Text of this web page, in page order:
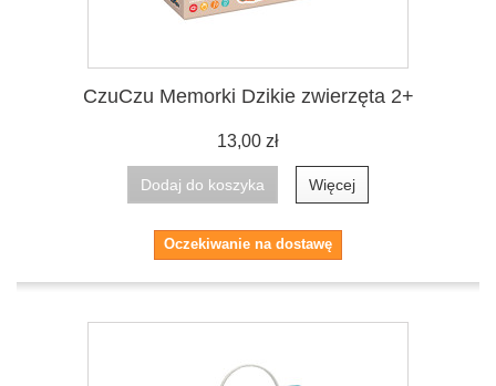
CzuCzu Memorki Dzikie zwierzęta 2+
13,00 zł
Dodaj do koszyka Więcej
Oczekiwanie na dostawę